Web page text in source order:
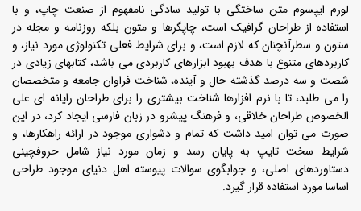
لورم ایپسوم متن ساختگی با تولید سادگی نامفهوم از صنعت چاپ، و با
استفاده از طراحان گرافیک است، چاپگرها و متون بلکه روزنامه و مجله در
ستون و سطرآنچنان که لازم است، و برای شرایط فعلی تکنولوژی مورد نیاز، و
کاربردهای متنوع با هدف بهبود ابزارهای کاربردی می باشد، کتابهای زیادی در
شصت و سه درصد گذشته حال و آینده، شناخت فراوان جامعه و متخصصان
را می طلبد، تا با نرم افزارها شناخت بیشتری را برای طراحان رایانه ای علی
الخصوص طراحان خلاقی، و فرهنگ پیشرو در زبان فارسی ایجاد کرد، در این
صورت می توان امید داشت که تمام و دشواری موجود در ارائه راهکارها، و
شرایط سخت تایپ به پایان رسد و زمان مورد نیاز شامل حروفچینی
دستاوردهای اصلی، و جوابگوی سوالات پیوسته اهل دنیای موجود طراحی
اساسا مورد استفاده قرار گیرد.